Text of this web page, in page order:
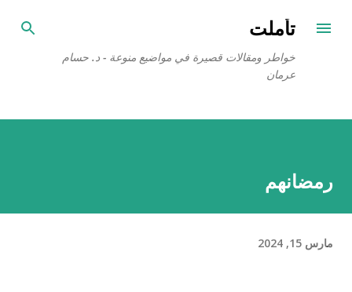
تأملت
خواطر ومقالات قصيرة في مواضيع منوعة - د. حسام
عرمان
رمضانهم
مارس 15, 2024